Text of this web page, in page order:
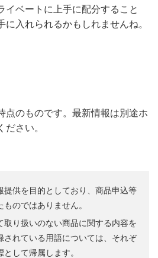
イベートに上手に配分すること
に入れられるかもしれませんね。
のものです。最新情報は別途ホ
ださい。
提供を目的としており、商品申込等
のではありません。
取り扱いのない商品に関する内容を
されている用語については、それぞ
して帰属します。